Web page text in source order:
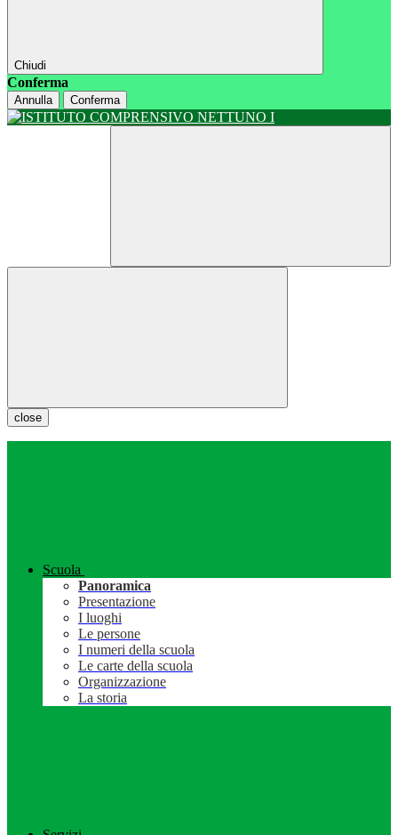
Chiudi
Conferma
Annulla Conferma
close
Scuola
Panoramica
Presentazione
I luoghi
Le persone
I numeri della scuola
Le carte della scuola
Organizzazione
La storia